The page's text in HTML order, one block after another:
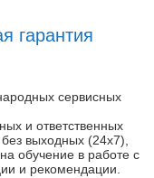
гарантия
сервисных
и ответственных
выходных (24х7),
обучение в работе с
и рекомендации.